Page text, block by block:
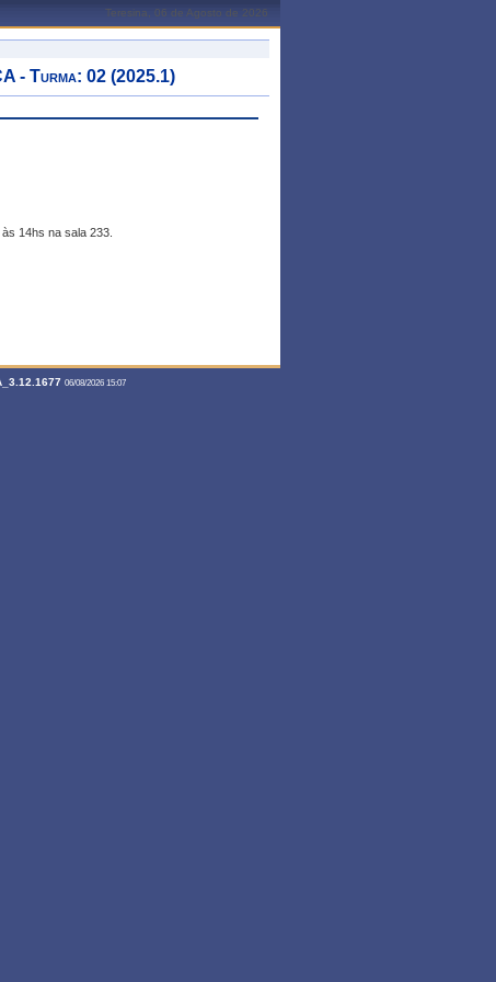
Teresina, 06 de Agosto de 2026
- Turma: 02 (2025.1)
14hs na sala 233.
06/08/2026 15:07